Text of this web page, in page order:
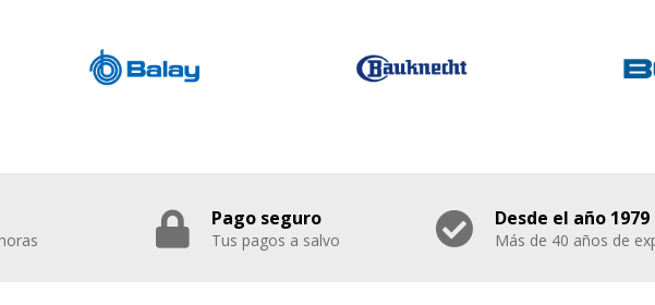
Pago seguro
Tus pagos a salvo
Desde el año 1979
Más de 40 años de